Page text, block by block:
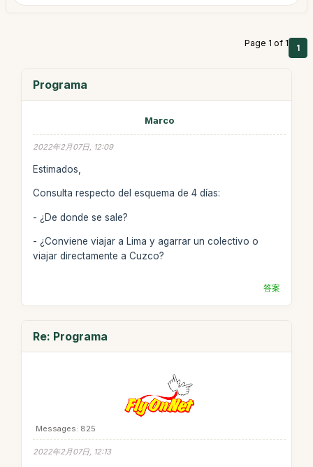
Page 1 of 1 1
Programa
Marco
2022年2月07日, 12:09
Estimados,
Consulta respecto del esquema de 4 días:
- ¿De donde se sale?
- ¿Conviene viajar a Lima y agarrar un colectivo o
viajar directamente a Cuzco?
答案
Re: Programa
Messages: 825
2022年2月07日, 12:13